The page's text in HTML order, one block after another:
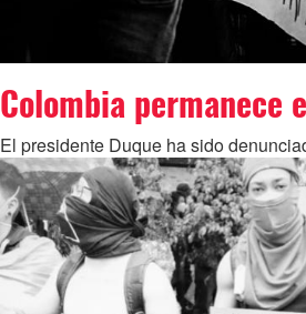
Colombia permanece
El presidente Duque ha sido